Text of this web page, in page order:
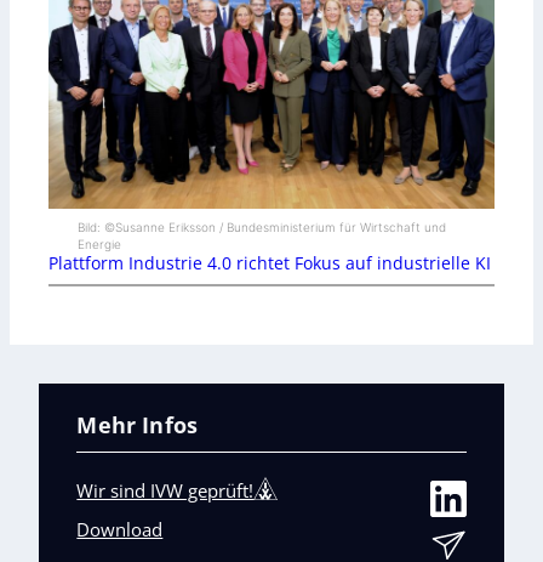
Bild: ©Susanne Eriksson / Bundesministerium für Wirtschaft und
Energie
Plattform Industrie 4.0 richtet Fokus auf industrielle KI
Mehr Infos
Wir sind IVW geprüft!
Download